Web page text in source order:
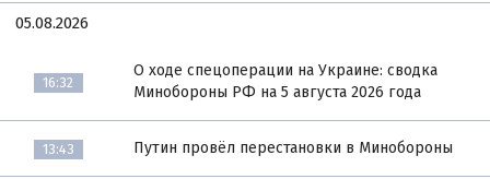
05.08.2026
16:32
О ходе спецоперации на Украине: сводка
Минобороны РФ на 5 августа 2026 года
13:43 Путин провёл перестановки в Минобороны